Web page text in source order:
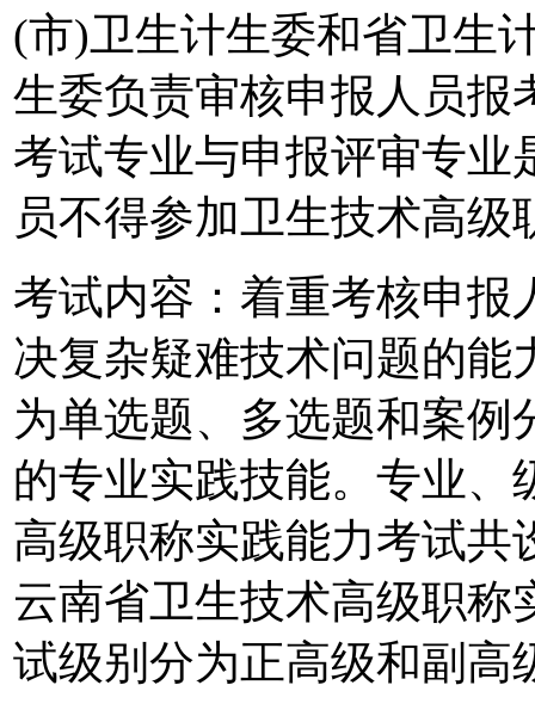
(市)卫生计生委和省卫生
生委负责审核申报人员报
考试专业与申报评审专业
员不得参加卫生技术高
考试内容：着重考核申报
决复杂疑难技术问题的能
为单选题、多选题和案
的专业实践技能。专业、
高级职称实践能力考试共
云南省卫生技术高级职
试级别分为正高级和副高